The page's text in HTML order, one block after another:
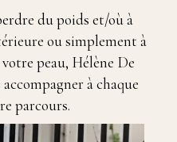
du poids et/où à
ou simplement à
peau, Hélène De
à chaque
parcours.